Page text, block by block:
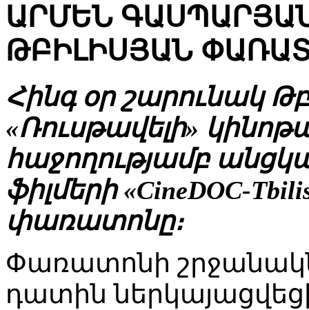
ԱՐՄԵՆ
ԹԲԻԼԻՍՅԱՆ
Հինգ օր շարունակ
«Ռուսթավելի»
հաջողությամբ
ֆիլմերի «CineDOC-
փառատոնը։
Փառատոնի
դատին